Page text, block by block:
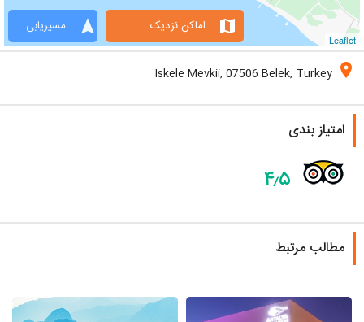
Leaflet
navigation مسیریابی map اماکن نزدیک
location_on
Iskele Mevkii, 07506 Belek, Turkey
امتیاز بندی
۴٫۵
مطالب مرتبط